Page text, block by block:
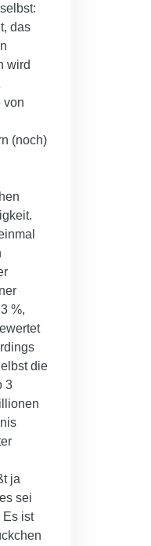
das
wird
von
(noch)
%,
die
3
ja
sei
Es ist